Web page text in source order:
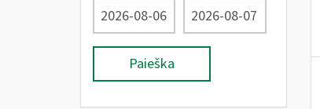
Paieška